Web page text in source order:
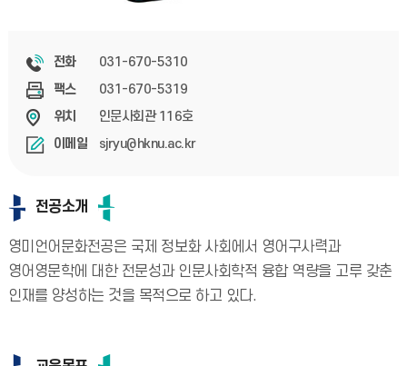
전화
031-670-5310
팩스
031-670-5319
위치
인문사회관 116호
이메일
sjryu@hknu.ac.kr
전공소개
영미언어문화전공은 국제 정보화 사회에서 영어구사력과
영어영문학에 대한 전문성과 인문사회학적 융합 역량을 고루 갖춘
인재를 양성하는 것을 목적으로 하고 있다.